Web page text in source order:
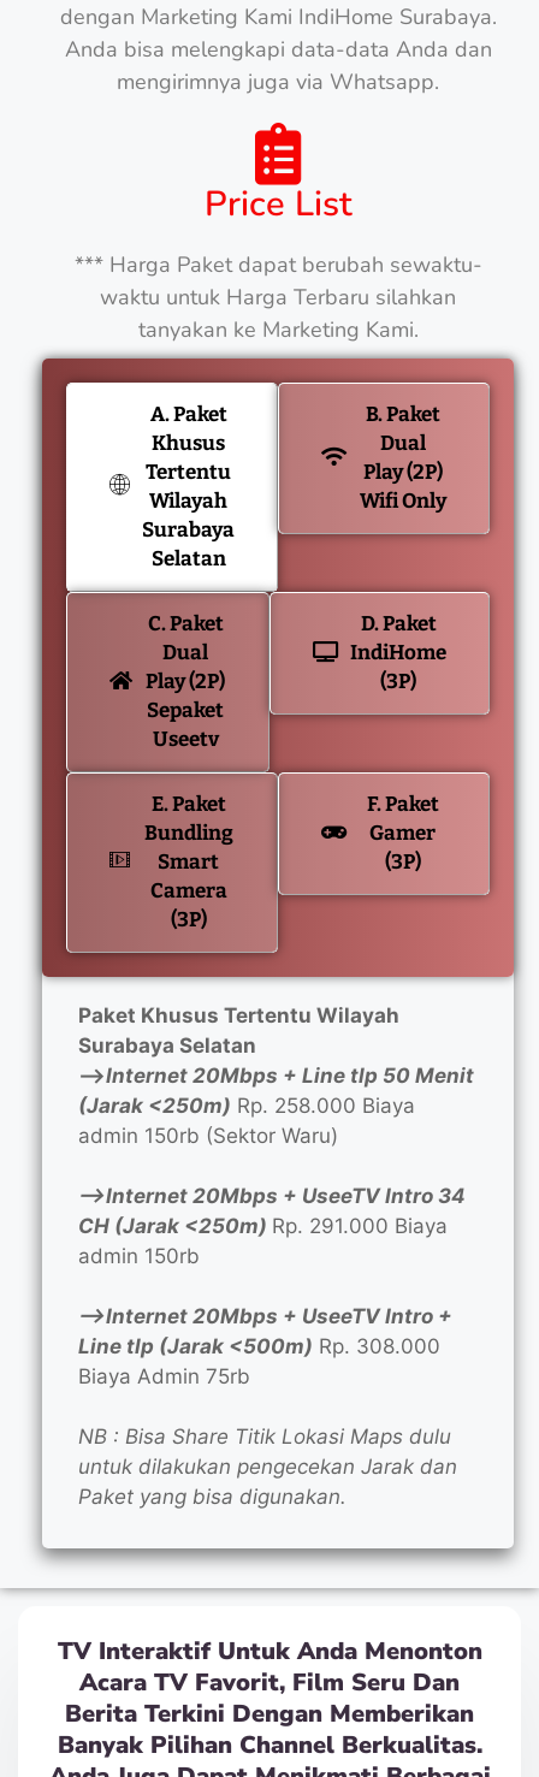
dengan Marketing Kami IndiHome Surabaya.
Anda bisa melengkapi data-data Anda dan
mengirimnya juga via Whatsapp.
Price List
*** Harga Paket dapat berubah sewaktu-
waktu untuk Harga Terbaru silahkan
tanyakan ke Marketing Kami.
A. Paket
Khusus
Tertentu
Wilayah
Surabaya
Selatan
B. Paket
Dual
Play (2P)
Wifi Only
C. Paket
Dual
Play (2P)
Sepaket
Useetv
D. Paket
IndiHome
(3P)
E. Paket
Bundling
Smart
Camera
(3P)
F. Paket
Gamer
(3P)
Paket Khusus Tertentu Wilayah
Surabaya Selatan
—>Internet 20Mbps + Line tlp 50 Menit
(Jarak <250m) Rp. 258.000 Biaya
admin 150rb (Sektor Waru)
—>Internet 20Mbps + UseeTV Intro 34
CH (Jarak <250m) Rp. 291.000 Biaya
admin 150rb
—>Internet 20Mbps + UseeTV Intro +
Line tlp (Jarak <500m) Rp. 308.000
Biaya Admin 75rb
NB : Bisa Share Titik Lokasi Maps dulu
untuk dilakukan pengecekan Jarak dan
Paket yang bisa digunakan.
TV Interaktif Untuk Anda Menonton
Acara TV Favorit, Film Seru Dan
Berita Terkini Dengan Memberikan
Banyak Pilihan Channel Berkualitas.